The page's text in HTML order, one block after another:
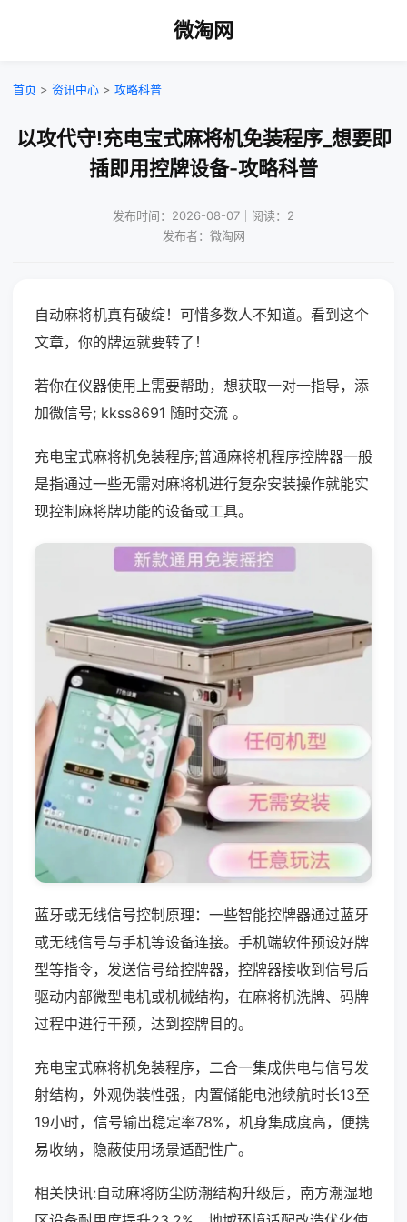
微淘网
首页 > 资讯中心 > 攻略科普
以攻代守!充电宝式麻将机免装程序_想要即
插即用控牌设备-攻略科普
发布时间：2026-08-07｜阅读：2
发布者：微淘网
自动麻将机真有破绽！可惜多数人不知道。看到这个
文章，你的牌运就要转了！
若你在仪器使用上需要帮助，想获取一对一指导，添
加微信号; kkss8691 随时交流 。
充电宝式麻将机免装程序;普通麻将机程序控牌器一般
是指通过一些无需对麻将机进行复杂安装操作就能实
现控制麻将牌功能的设备或工具。
蓝牙或无线信号控制原理：一些智能控牌器通过蓝牙
或无线信号与手机等设备连接。手机端软件预设好牌
型等指令，发送信号给控牌器，控牌器接收到信号后
驱动内部微型电机或机械结构，在麻将机洗牌、码牌
过程中进行干预，达到控牌目的。
充电宝式麻将机免装程序，二合一集成供电与信号发
射结构，外观伪装性强，内置储能电池续航时长13至
19小时，信号输出稳定率78%，机身集成度高，便携
易收纳，隐蔽使用场景适配性广。
相关快讯:自动麻将防尘防潮结构升级后，南方潮湿地